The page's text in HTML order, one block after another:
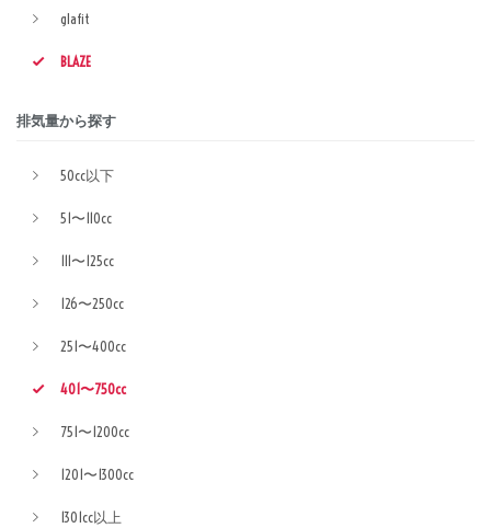
glafit
BLAZE
排気量から探す
50cc以下
51〜110cc
111〜125cc
126〜250cc
251〜400cc
401〜750cc
751〜1200cc
1201〜1300cc
1301cc以上